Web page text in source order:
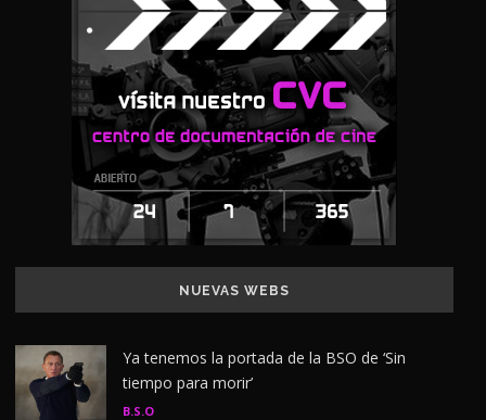
NUEVAS WEBS
Ya tenemos la portada de la BSO de ‘Sin
tiempo para morir’
B.S.O